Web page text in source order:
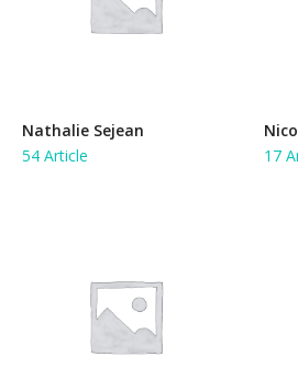
Nathalie Sejean
54 Article
17